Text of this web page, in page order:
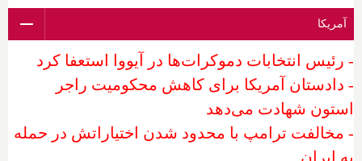
آمریکا
- رئیس انتخابات دموکرات‌ها در آیووا استعفا کرد
- دادستان آمریکا برای کاهش محکومیت راجر
استون شهادت می‌دهد
- مخالفت ترامپ با محدود شدن اختیاراتش در حمله
به ایران